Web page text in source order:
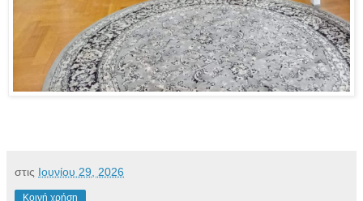
στις Ιουνίου 29, 2026
Κοινή χρήση